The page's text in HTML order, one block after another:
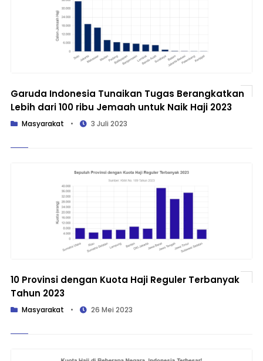
Garuda Indonesia Tunaikan Tugas Berangkatkan
Lebih dari 100 ribu Jemaah untuk Naik Haji 2023
Masyarakat • 3 Juli 2023
10 Provinsi dengan Kuota Haji Reguler Terbanyak
Tahun 2023
Masyarakat • 26 Mei 2023